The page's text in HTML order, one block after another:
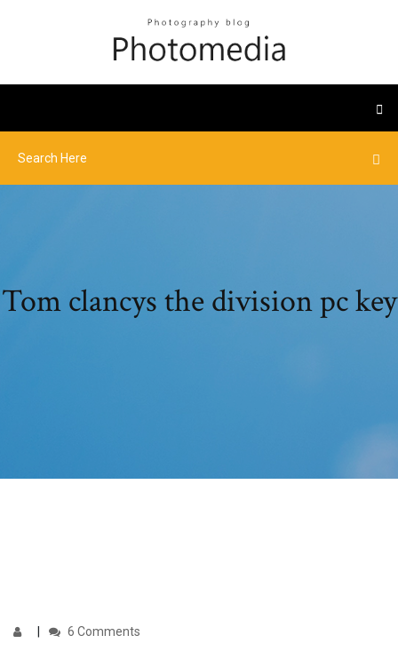
Tom clancys the division pc key
6 Comments